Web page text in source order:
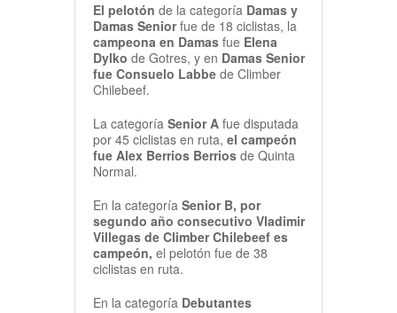
El pelotón de la categoría Damas y
Damas Seniorfue de 18 ciclistas, la
campeona en Damas fue Elena
Dylko de Gotres, y en Damas Senior
fue Consuelo Labbe de Climber
Chilebeef.
La categoría Senior A fue disputada
por 45 ciclistas en ruta, el campeón
fue Alex Berrios Berrios de Quinta
Normal.
En la categoría Senior B, por
segundo año consecutivo Vladimir
Villegas de Climber Chilebeef es
campeón, el pelotón fue de 38
ciclistas en ruta.
En la categoría Debutantes